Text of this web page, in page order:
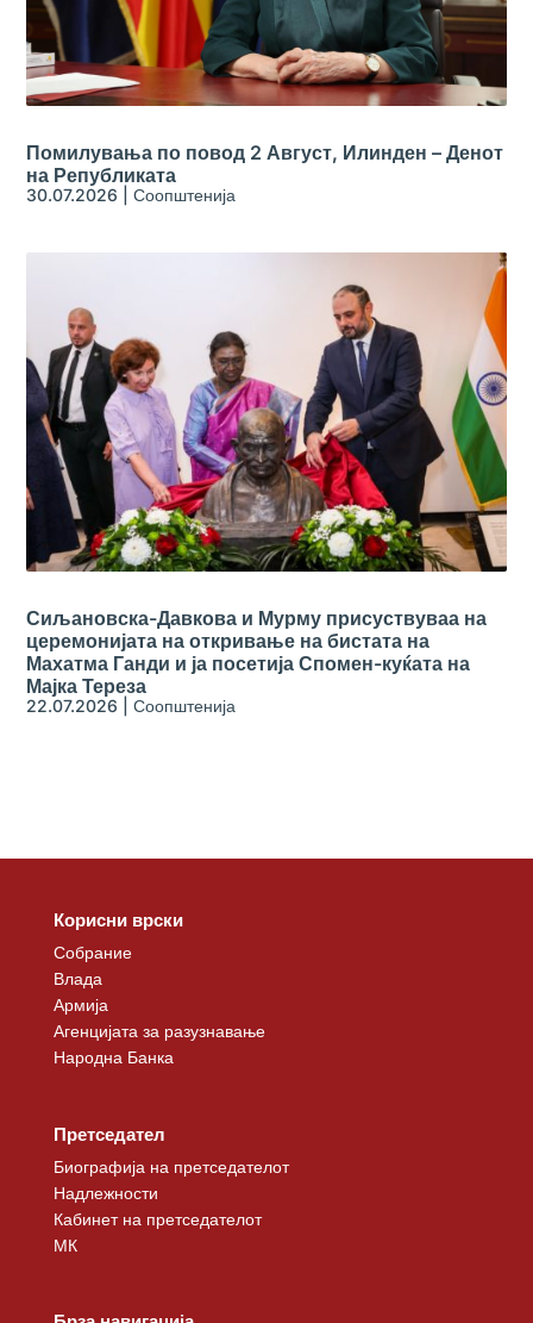
Помилувања по повод 2 Август, Илинден – Денот
на Републиката
30.07.2026 |Соопштенија
Сиљановска-Давкова и Мурму присуствуваа на
церемонијата на откривање на бистата на
Махатма Ганди и ја посетија Спомен-куќата на
Мајка Тереза
22.07.2026 |Соопштенија
Корисни врски
Собрание
Влада
Армија
Агенцијата за разузнавање
Народна Банка
Претседател
Биографија на претседателот
Надлежности
Кабинет на претседателот
МК